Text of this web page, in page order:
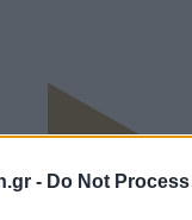
- Do Not